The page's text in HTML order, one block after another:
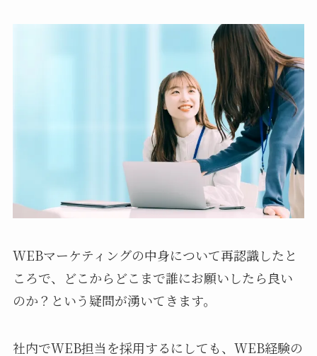
WEBマーケティングの中身について再認識したと
ころで、どこからどこまで誰にお願いしたら良い
のか？という疑問が湧いてきます。
社内でWEB担当を採用するにしても、WEB経験の